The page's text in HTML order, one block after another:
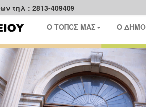
τηλ : 2813-409409
Ο ΤΟΠΟΣ ΜΑΣ
Ο